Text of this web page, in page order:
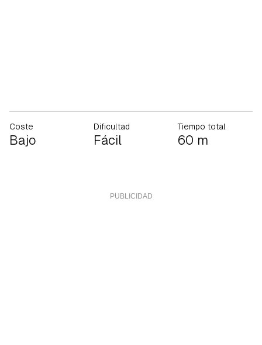
Coste
Bajo
Dificultad
Fácil
Tiempo total
60 m